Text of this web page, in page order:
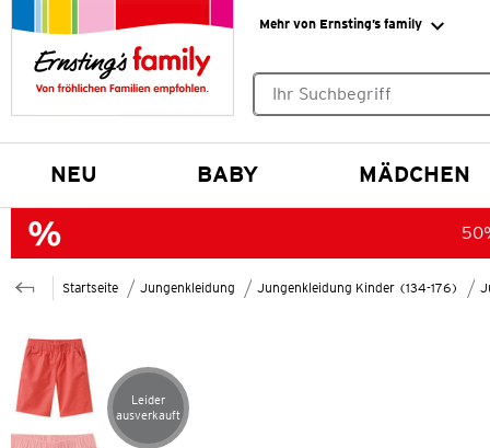
Mehr von Ernsting’s family
NEU BABY MÄDCHEN
Startseite Jungenkleidung Jungenkleidung Kinder (134-176)
Artikel leider ausverkauft
Leider
ausverkauft